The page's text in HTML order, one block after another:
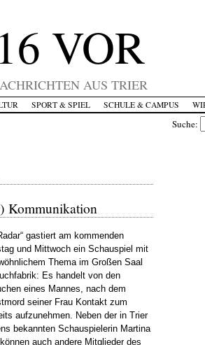
16 VOR
AUS TRIER
SPORT & SPIEL SCHULE & CAMPUS
Suche:
Kommunikation
gastiert am kommenden
und Mittwoch ein Schauspiel mit
Thema im Großen Saal
Es handelt von den
eines Mannes, nach dem
seiner Frau Kontakt zum
aufzunehmen. Neben der in Trier
bekannten Schauspielerin Martina
auch andere Mitglieder des